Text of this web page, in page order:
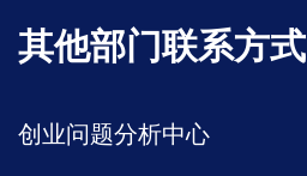
其他部门联系方式
创业问题分析中心